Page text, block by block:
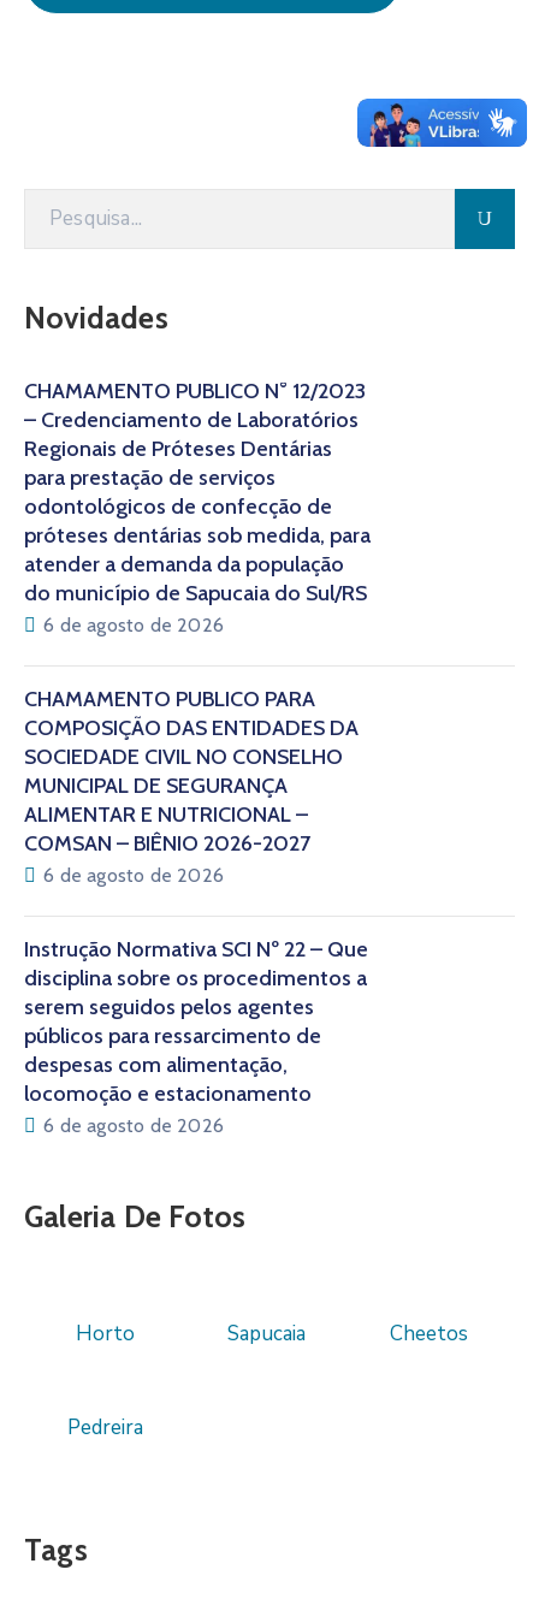
Novidades
CHAMAMENTO PÚBLICO N° 12/2023
– Credenciamento de Laboratórios
Regionais de Próteses Dentárias
para prestação de serviços
odontológicos de confecção de
próteses dentárias sob medida, para
atender a demanda da população
do município de Sapucaia do Sul/RS
6 de agosto de 2026
CHAMAMENTO PÚBLICO PARA
COMPOSIÇÃO DAS ENTIDADES DA
SOCIEDADE CIVIL NO CONSELHO
MUNICIPAL DE SEGURANÇA
ALIMENTAR E NUTRICIONAL –
COMSAN – BIÊNIO 2026-2027
6 de agosto de 2026
Instrução Normativa SCI Nº 22 – Que
disciplina sobre os procedimentos a
serem seguidos pelos agentes
públicos para ressarcimento de
despesas com alimentação,
locomoção e estacionamento
6 de agosto de 2026
Galeria De Fotos
Horto Sapucaia Cheetos
Pedreira
Tags